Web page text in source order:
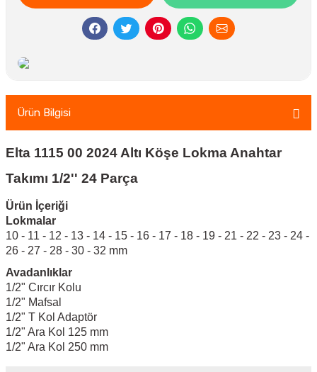
Ürün Bilgisi
Elta 1115 00 2024 Altı Köşe Lokma Anahtar
Takımı 1/2'' 24 Parça
Ürün İçeriği
Lokmalar
10 - 11 - 12 - 13 - 14 - 15 - 16 - 17 - 18 - 19 - 21 - 22 - 23 - 24 -
26 - 27 - 28 - 30 - 32 mm
Avadanlıklar
1/2" Cırcır Kolu
1/2" Mafsal
1/2" T Kol Adaptör
1/2" Ara Kol 125 mm
1/2" Ara Kol 250 mm